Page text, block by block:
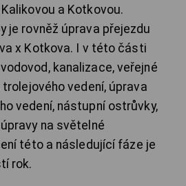
a Kotkovou.
je rovněž úprava přejezdu
x Kotkova. I v této části
kanalizace, veřejné
vedení, úprava
vedení, nástupní ostrůvky,
na světelné
této a následující fáze je
rok.